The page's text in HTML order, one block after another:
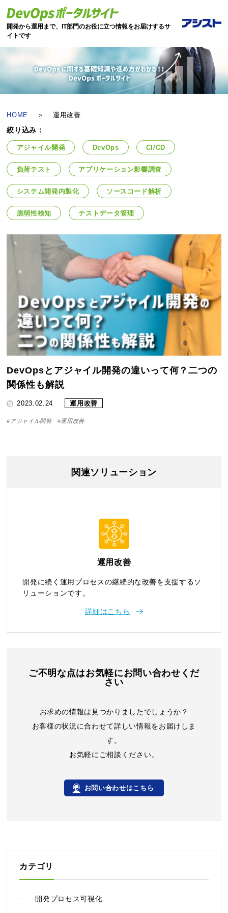
開発から運用まで、IT部門のお役に立つ情報をお届けするサ
イトです
HOME ＞ 運用改善
絞り込み：
アジャイル開発 DevOps CI/CD
負荷テスト アプリケーション影響調査
システム開発内製化 ソースコード解析
脆弱性検知 テストデータ管理
DevOpsとアジャイル開発の違いって何？二つの
関係性も解説
2023.02.24 運用改善
#アジャイル開発 #運用改善
関連ソリューション
運用改善
開発に続く運用プロセスの継続的な改善を支援するソ
リューションです。
詳細はこちら
ご不明な点はお気軽にお問い合わせくだ
さい
お求めの情報は見つかりましたでしょうか？
お客様の状況に合わせて詳しい情報をお届けしま
す。
お気軽にご相談ください。
お問い合わせはこちら
カテゴリ
開発プロセス可視化